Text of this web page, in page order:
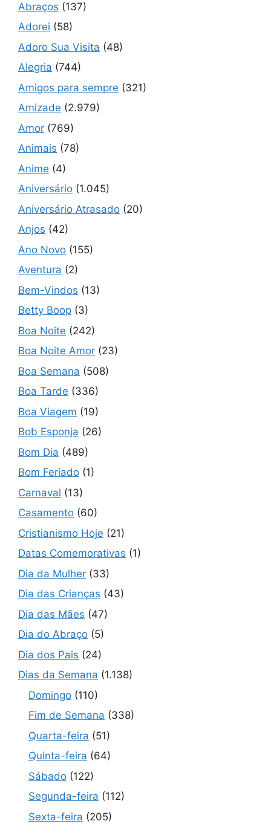
Abraços (137)
Adorei (58)
Adoro Sua Visita (48)
Alegria (744)
Amigos para sempre (321)
Amizade (2.979)
Amor (769)
Animais (78)
Anime (4)
Aniversário (1.045)
Aniversário Atrasado (20)
Anjos (42)
Ano Novo (155)
Aventura (2)
Bem-Vindos (13)
Betty Boop (3)
Boa Noite (242)
Boa Noite Amor (23)
Boa Semana (508)
Boa Tarde (336)
Boa Viagem (19)
Bob Esponja (26)
Bom Dia (489)
Bom Feriado (1)
Carnaval (13)
Casamento (60)
Cristianismo Hoje (21)
Datas Comemorativas (1)
Dia da Mulher (33)
Dia das Crianças (43)
Dia das Mães (47)
Dia do Abraço (5)
Dia dos Pais (24)
Dias da Semana (1.138)
Domingo (110)
Fim de Semana (338)
Quarta-feira (51)
Quinta-feira (64)
Sábado (122)
Segunda-feira (112)
Sexta-feira (205)